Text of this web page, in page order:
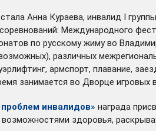
стала Анна Кураева, инвалид I
Международного
по русскому жиму во
различных
армспорт, плавание,
занимается во Дворце игровых
инвалидов» награда
здоровья,